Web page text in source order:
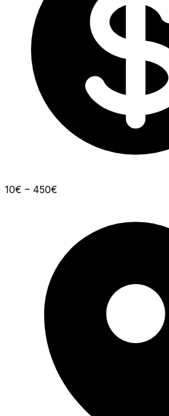
10€ – 450€